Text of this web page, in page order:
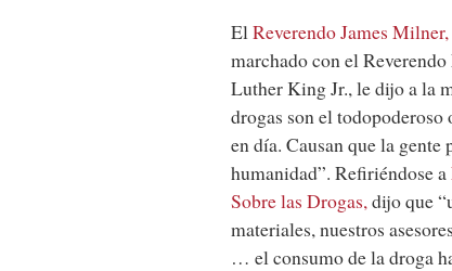
ElReverendo James Milner,
marchado con el
Luther King Jr., le dijo a la
drogas son el todopoderoso
en día. Causan que la gente
humanidad”. Refiriéndose a
Sobre las Drogas,dijo que
materiales, nuestros
… el consumo de la droga